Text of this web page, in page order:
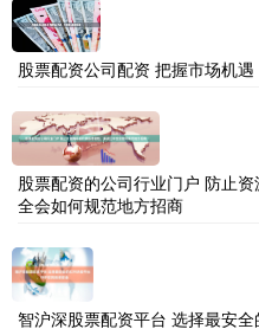
股票配资公司配资 把握市场机
股票配资的公司行业门户 防止
全会如何规范地方招商
智沪深股票配资平台 选择最安